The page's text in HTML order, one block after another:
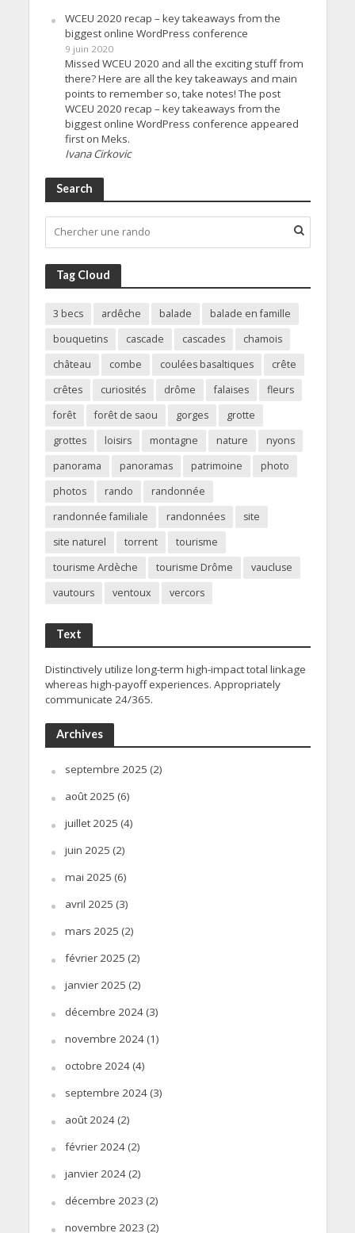
WCEU 2020 recap – key takeaways from the
biggest online WordPress conference
9 juin 2020
Missed WCEU 2020 and all the exciting stuff from
there? Here are all the key takeaways and main
points to remember so, take notes! The post
WCEU 2020 recap – key takeaways from the
biggest online WordPress conference appeared
first on Meks.
Ivana Cirkovic
Search
Tag Cloud
3 becs ardêche balade
balade en famille
bouquetins
cascade cascades
chamois
château
combe coulées basaltiques
crête
crêtes
curiosités drôme falaises
fleurs
forêt
forêt de saou gorges
grotte
grottes
loisirs montagne nature
nyons
panorama
panoramas patrimoine
photo
photos
rando
randonnée
randonnée familiale
randonnées
site
site naturel
torrent
tourisme
tourisme Ardèche
tourisme Drôme
vaucluse
vautours
ventoux vercors
Text
Distinctively utilize long-term high-impact total linkage
whereas high-payoff experiences. Appropriately
communicate 24/365.
Archives
septembre 2025 (2)
août 2025 (6)
juillet 2025 (4)
juin 2025 (2)
mai 2025 (6)
avril 2025 (3)
mars 2025 (2)
février 2025 (2)
janvier 2025 (2)
décembre 2024(3)
novembre 2024(1)
octobre 2024(4)
septembre 2024(3)
août 2024(2)
février 2024(2)
janvier 2024(2)
décembre 2023 (2)
novembre 2023 (2)